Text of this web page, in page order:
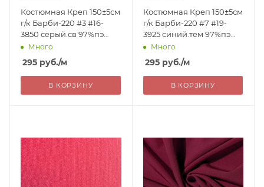
Костюмная Креп 150±5см
г/к Барби-220 #3 #16-
3850 серый.св 97%пэ
3%эл 220г/м2 Китай 295=
Много
295 руб./м
В КОРЗИНУ
Костюмная Креп 150±5см
г/к Барби-220 #7 #19-
3925 синий.тем 97%пэ
3%эл 220г/м2 Китай 295=
Много
295руб./м
В КОРЗИНУ